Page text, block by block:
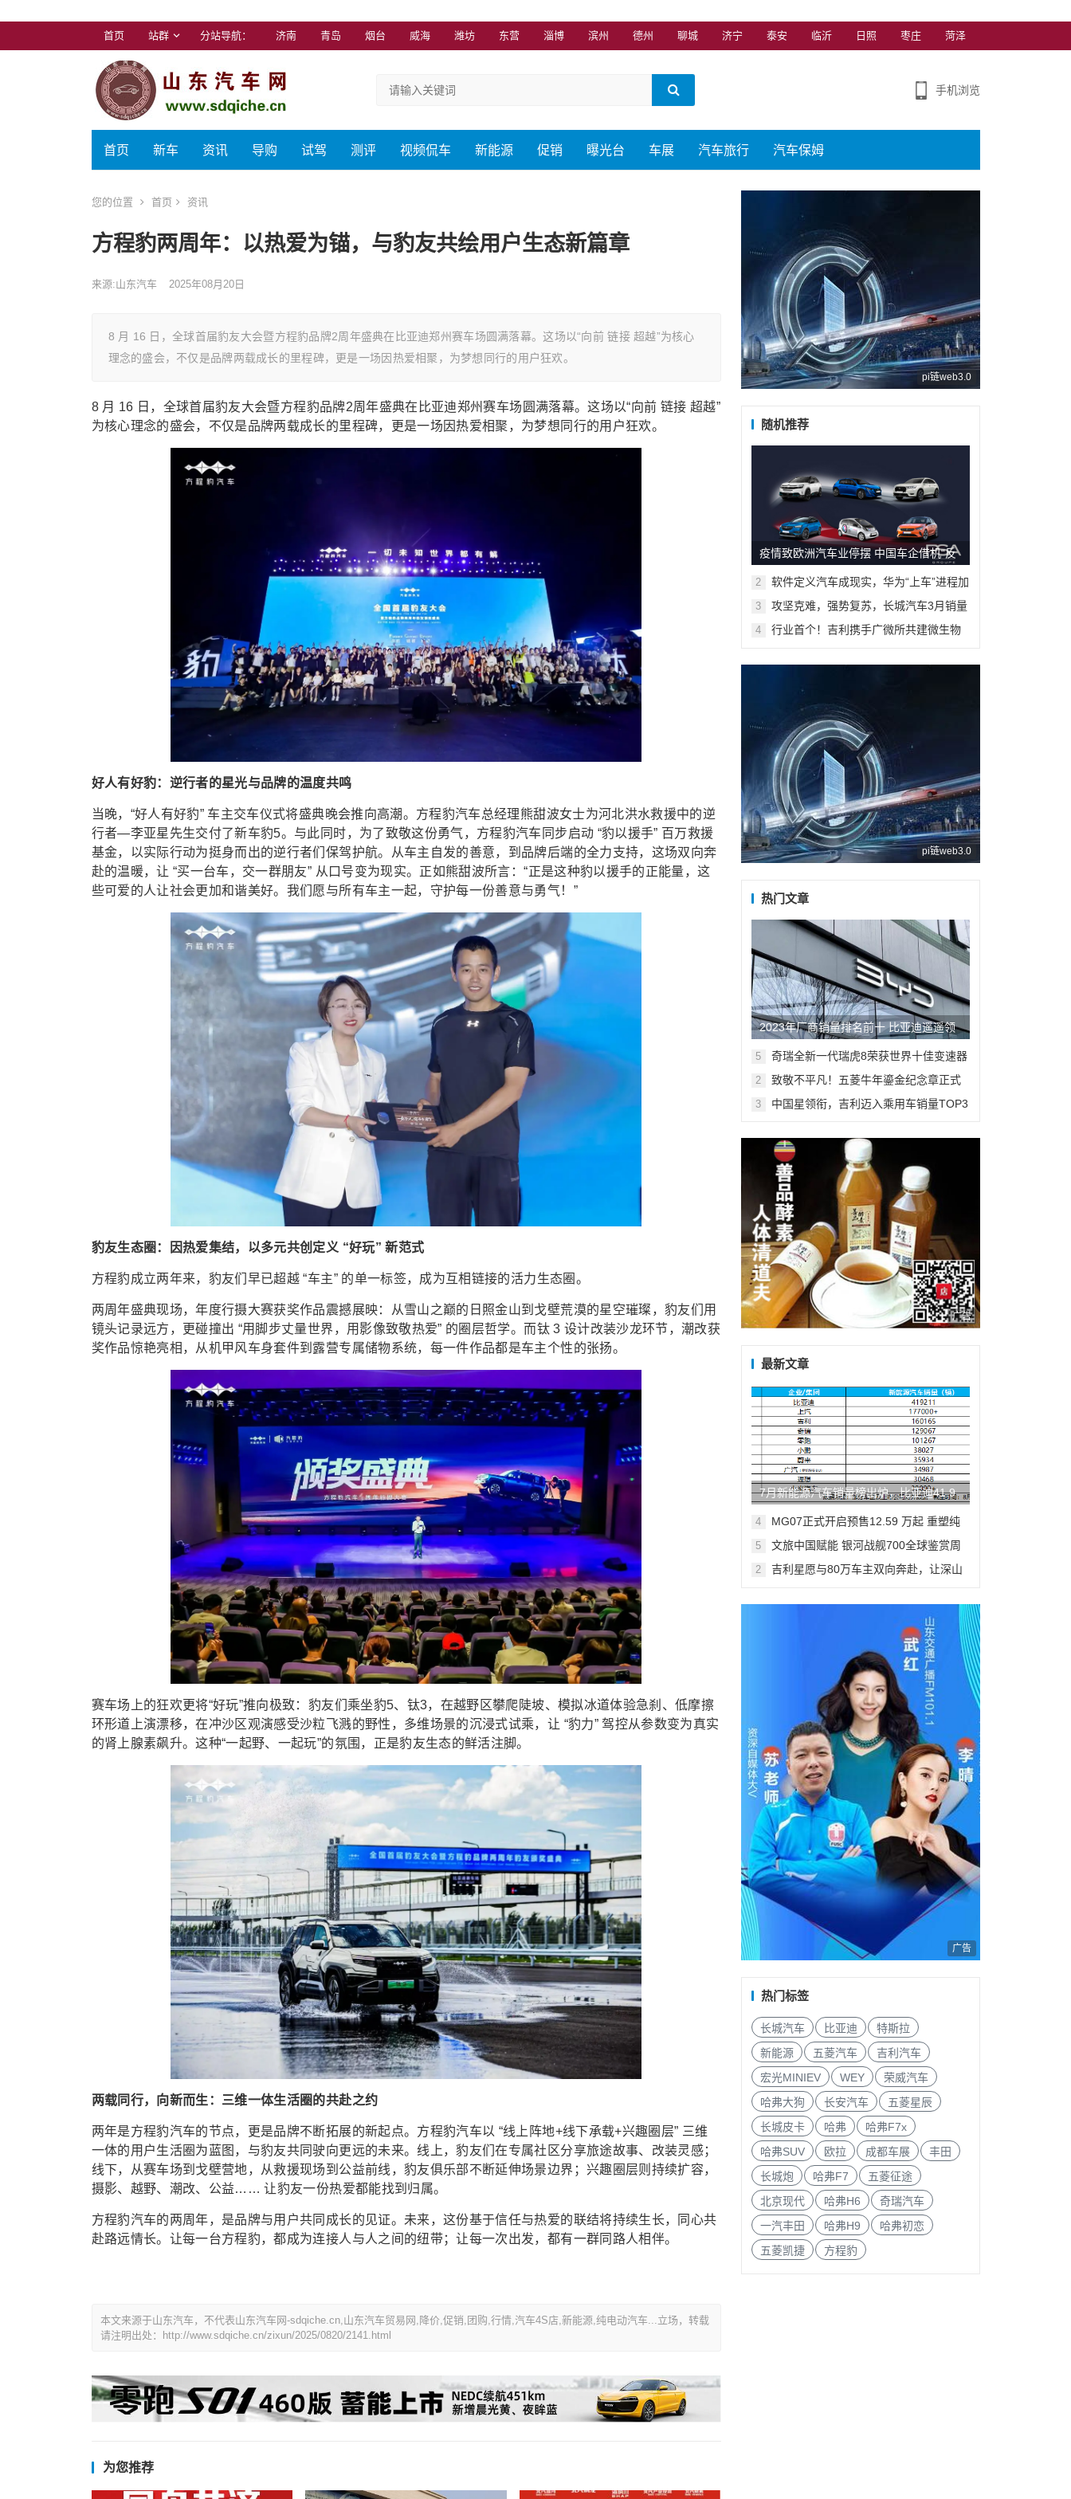
首页 站群 分站导航： 济南 青岛 烟台 威海 潍坊 东营 淄博 滨州 德州 聊城 济宁 泰安 临沂 日照 枣庄 菏泽
手机浏览
首页 新车 资讯 导购 试驾 测评 视频侃车 新能源 促销 曝光台 车展 汽车旅行 汽车保姆
您的位置 首页 资讯
方程豹两周年：以热爱为锚，与豹友共绘用户生态新篇章
来源:山东汽车 2025年08月20日
8 月 16 日，全球首届豹友大会暨方程豹品牌2周年盛典在比亚迪郑州赛车场圆满落幕。这场以“向前 链接 超越”为核心
理念的盛会，不仅是品牌两载成长的里程碑，更是一场因热爱相聚，为梦想同行的用户狂欢。
8 月 16 日，全球首届豹友大会暨方程豹品牌2周年盛典在比亚迪郑州赛车场圆满落幕。这场以“向前 链接 超越”
为核心理念的盛会，不仅是品牌两载成长的里程碑，更是一场因热爱相聚，为梦想同行的用户狂欢。
好人有好豹：逆行者的星光与品牌的温度共鸣
当晚，“好人有好豹” 车主交车仪式将盛典晚会推向高潮。方程豹汽车总经理熊甜波女士为河北洪水救援中的逆
行者—李亚星先生交付了新车豹5。与此同时，为了致敬这份勇气，方程豹汽车同步启动 “豹以援手” 百万救援
基金，以实际行动为挺身而出的逆行者们保驾护航。从车主自发的善意，到品牌后端的全力支持，这场双向奔
赴的温暖，让 “买一台车，交一群朋友” 从口号变为现实。正如熊甜波所言：“正是这种豹以援手的正能量，这
些可爱的人让社会更加和谐美好。我们愿与所有车主一起，守护每一份善意与勇气！”
豹友生态圈：因热爱集结，以多元共创定义 “好玩” 新范式
方程豹成立两年来，豹友们早已超越 “车主” 的单一标签，成为互相链接的活力生态圈。
两周年盛典现场，年度行摄大赛获奖作品震撼展映：从雪山之巅的日照金山到戈壁荒漠的星空璀璨，豹友们用
镜头记录远方，更碰撞出 “用脚步丈量世界，用影像致敬热爱” 的圈层哲学。而钛 3 设计改装沙龙环节，潮改获
奖作品惊艳亮相，从机甲风车身套件到露营专属储物系统，每一件作品都是车主个性的张扬。
赛车场上的狂欢更将“好玩”推向极致：豹友们乘坐豹5、钛3，在越野区攀爬陡坡、模拟冰道体验急刹、低摩擦
环形道上演漂移，在冲沙区观演感受沙粒飞溅的野性，多维场景的沉浸式试乘，让 “豹力” 驾控从参数变为真实
的肾上腺素飙升。这种“一起野、一起玩”的氛围，正是豹友生态的鲜活注脚。
两载同行，向新而生：三维一体生活圈的共赴之约
两年是方程豹汽车的节点，更是品牌不断拓展的新起点。方程豹汽车以 “线上阵地+线下承载+兴趣圈层” 三维
一体的用户生活圈为蓝图，与豹友共同驶向更远的未来。线上，豹友们在专属社区分享旅途故事、改装灵感；
线下，从赛车场到戈壁营地，从救援现场到公益前线，豹友俱乐部不断延伸场景边界；兴趣圈层则持续扩容，
摄影、越野、潮改、公益…… 让豹友一份热爱都能找到归属。
方程豹汽车的两周年，是品牌与用户共同成长的见证。未来，这份基于信任与热爱的联结将持续生长，同心共
赴路远情长。让每一台方程豹，都成为连接人与人之间的纽带；让每一次出发，都有一群同路人相伴。
本文来源于山东汽车，不代表山东汽车网-sdqiche.cn,山东汽车贸易网,降价,促销,团购,行情,汽车4S店,新能源,纯电动汽车...立场，转载
请注明出处：http://www.sdqiche.cn/zixun/2025/0820/2141.html
为您推荐
pi链web3.0
随机推荐
疫情致欧洲汽车业停摆 中国车企借机“反
超”？
2
软件定义汽车成现实，华为“上车”进程加
3
攻坚克难，强势复苏，长城汽车3月销量
4
行业首个！吉利携手广微所共建微生物
pi链web3.0
热门文章
2023年厂商销量排名前十 比亚迪遥遥领
先 长城垫底
5
奇瑞全新一代瑞虎8荣获世界十佳变速器
2
致敬不平凡！五菱牛年鎏金纪念章正式
3 中国星领衔，吉利迈入乘用车销量TOP3
广告
最新文章
7月新能源汽车销量榜出炉，比亚迪41.9
万辆稳居榜首
4
MG07正式开启预售12.59 万起 重塑纯
5
文旅中国赋能 银河战舰700全球鉴赏周
2
吉利星愿与80万车主双向奔赴，让深山
广告
热门标签
长城汽车 比亚迪
特斯拉
新能源
五菱汽车
吉利汽车
宏光MINIEV
WEY
荣威汽车
哈弗大狗
长安汽车
五菱星辰
长城皮卡
哈弗
哈弗F7x
哈弗SUV
欧拉 成都车展
丰田
长城炮
哈弗F7
五菱征途
北京现代
哈弗H6
奇瑞汽车
一汽丰田
哈弗H9
哈弗初恋
五菱凯捷
方程豹